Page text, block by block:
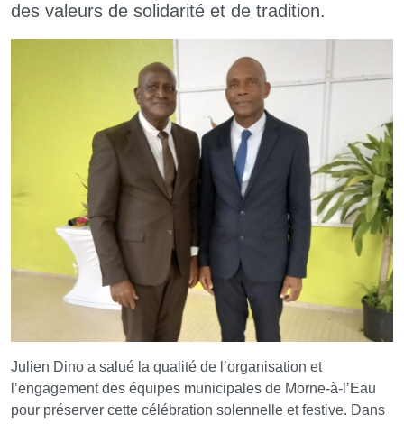
des valeurs de solidarité et de tradition.
Julien Dino a salué la qualité de l’organisation et
l’engagement des équipes municipales de Morne-à-l’Eau
pour préserver cette célébration solennelle et festive. Dans